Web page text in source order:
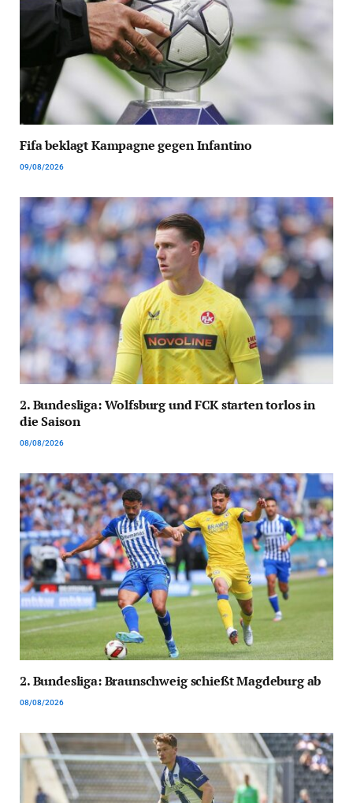
Fifa beklagt Kampagne gegen Infantino
09/08/2026
2. Bundesliga: Wolfsburg und FCK starten torlos in
die Saison
08/08/2026
2. Bundesliga: Braunschweig schießt Magdeburg ab
08/08/2026